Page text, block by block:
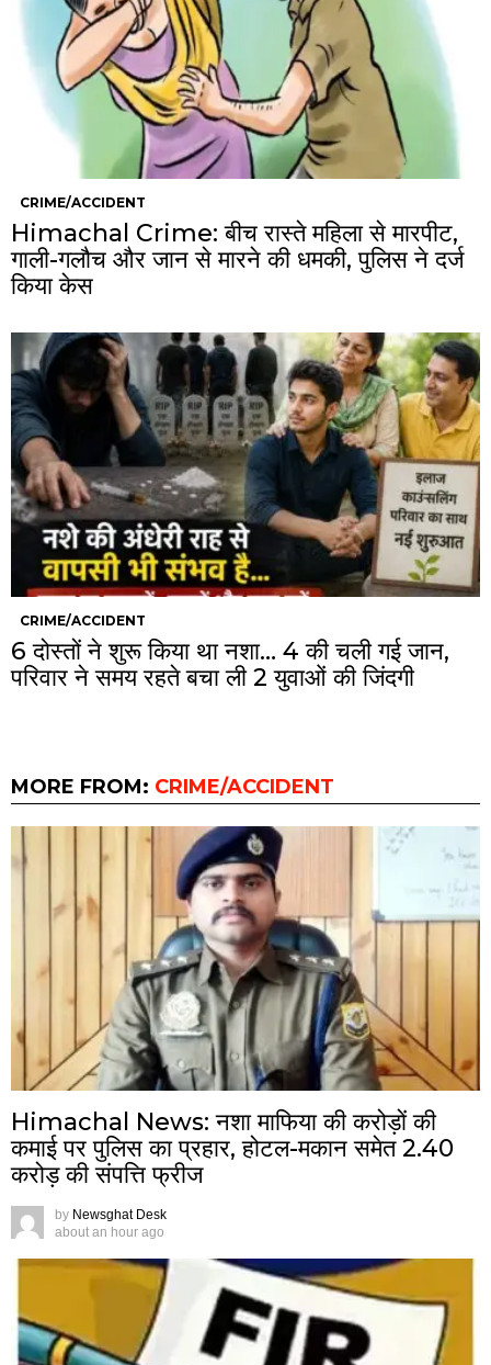
CRIME/ACCIDENT
Himachal Crime: बीच रास्ते महिला से मारपीट,
गाली-गलौच और जान से मारने की धमकी, पुलिस ने दर्ज
किया केस
CRIME/ACCIDENT
6 दोस्तों ने शुरू किया था नशा… 4 की चली गई जान,
परिवार ने समय रहते बचा ली 2 युवाओं की जिंदगी
MORE FROM: CRIME/ACCIDENT
Himachal News: नशा माफिया की करोड़ों की
कमाई पर पुलिस का प्रहार, होटल-मकान समेत 2.40
करोड़ की संपत्ति फ्रीज
by Newsghat Desk
about an hour ago